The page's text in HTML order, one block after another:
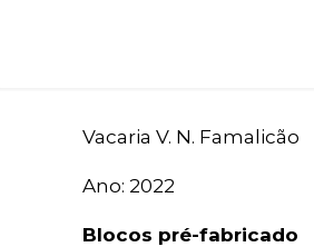
Vacaria V. N. Famalicão
Ano: 2022
Blocos pré-fabricado